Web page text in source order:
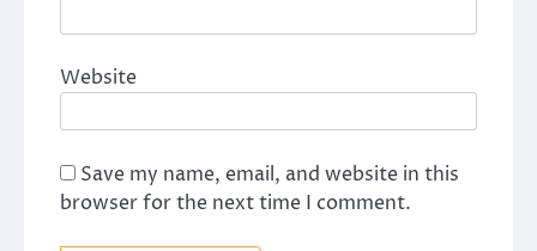
Website
Save my name, email, and website in this
browser for the next time I comment.